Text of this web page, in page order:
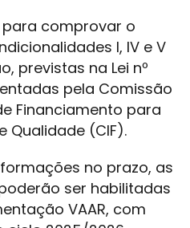
comprovar o
I, IV e V
previstas na Lei nº
pela Comissão
Financiamento para
Qualidade (CIF).
no prazo, as
ser habilitadas
VAAR, com